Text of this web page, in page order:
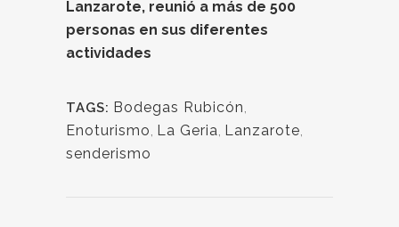
Lanzarote, reunió a más de 500
personas en sus diferentes
actividades
TAGS: Bodegas Rubicón,
Enoturismo, La Geria, Lanzarote,
senderismo